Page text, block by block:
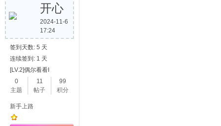
开心
2024-11-6
17:24
签到天数: 5 天
连续签到: 1 天
[LV.2]偶尔看看I
0
主题
11
帖子
99
积分
新手上路